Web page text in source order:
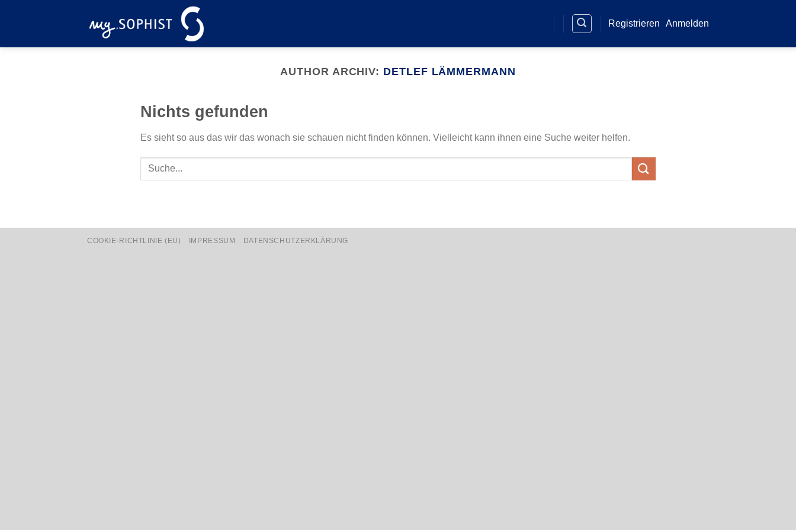
Registrieren Anmelden
AUTHOR ARCHIV: DETLEF LÄMMERMANN
Nichts gefunden
Es sieht so aus das wir das wonach sie schauen nicht finden können. Vielleicht kann ihnen eine Suche weiter helfen.
COOKIE-RICHTLINIE (EU) IMPRESSUM DATENSCHUTZERKLÄRUNG